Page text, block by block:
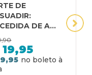
DE
DE A
DA
19,95